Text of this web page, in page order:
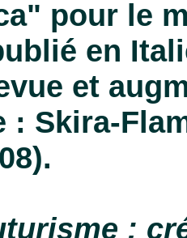
pour le
en
et
: Skira-
: